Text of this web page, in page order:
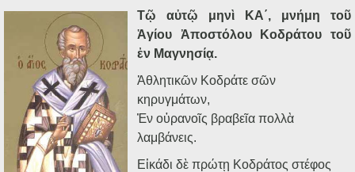
Τῷ αὐτῷ μηνὶ ΚΑ΄, μνήμη τοῦ
Ἁγίου Ἀποστόλου Κοδράτου τοῦ
ἐν Μαγνησίᾳ.
Ἀθλητικῶν Κοδράτε σῶν
κηρυγμάτων,
Ἐν οὐρανοῖς βραβεῖα πολλὰ
λαμβάνεις.
Εἰκάδι δὲ πρώτῃ Κοδράτος στέφος